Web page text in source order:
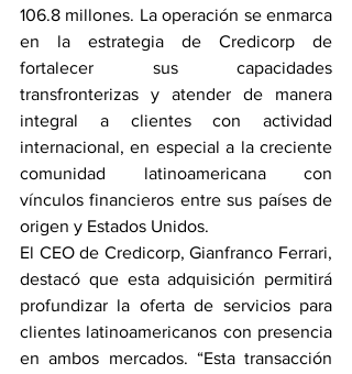
106.8 millones. La operación se enmarca
en la estrategia de Credicorp de
fortalecer sus capacidades
transfronterizas y atender de manera
integral a clientes con actividad
internacional, en especial a la creciente
comunidad latinoamericana con
vínculos financieros entre sus países de
origen y Estados Unidos.
El CEO de Credicorp, Gianfranco Ferrari,
destacó que esta adquisición permitirá
profundizar la oferta de servicios para
clientes latinoamericanos con presencia
en ambos mercados. “Esta transacción